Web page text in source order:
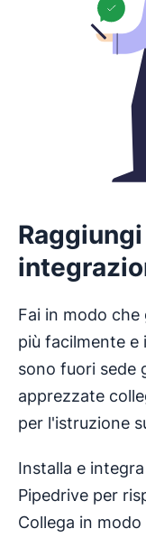
Fai in modo
più facilmente e
sono fuori sede
apprezzate
per l'istruzione
Installa e
Pipedrive per
Collega in